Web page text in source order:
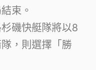
束。
磯快艇隊將以8
，則選擇「勝